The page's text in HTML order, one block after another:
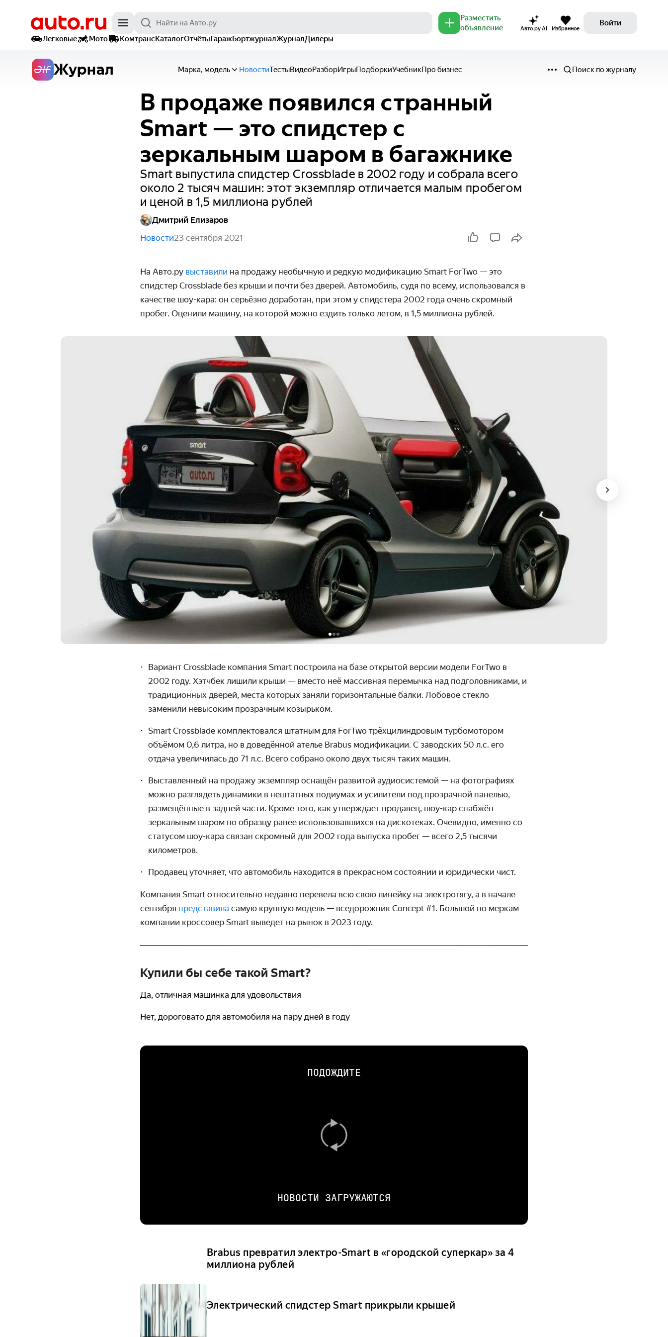
Разместить
объявление
Авто.ру AI Избранное
Войти
Легковые
Мото КомтрансКаталогОтчётыГаражБортжурналЖурналДилеры
Журнал Марка, модель НовостиТестыВидеоРазборИгрыПодборкиУчебникПро бизнес Поиск по журналу
В продаже появился странный
Smart — это спидстер с
зеркальным шаром в багажнике
Smart выпустила спидстер Crossblade в 2002 году и собрала всего
около 2 тысяч машин: этот экземпляр отличается малым пробегом
и ценой в 1,5 миллиона рублей
Дмитрий Елизаров
Новости23 сентября 2021
На Авто.ру выставили на продажу необычную и редкую модификацию Smart ForTwo — это
спидстер Crossblade без крыши и почти без дверей. Автомобиль, судя по всему, использовался в
качестве шоу-кара: он серьёзно доработан, при этом у спидстера 2002 года очень скромный
пробег. Оценили машину, на которой можно ездить только летом, в 1,5 миллиона рублей.
Вариант Crossblade компания Smart построила на базе открытой версии модели ForTwo в
2002 году. Хэтчбек лишили крыши — вместо неё массивная перемычка над подголовниками, и
традиционных дверей, места которых заняли горизонтальные балки. Лобовое стекло
заменили невысоким прозрачным козырьком.
Smart Crossblade комплектовался штатным для ForTwo трёхцилиндровым турбомотором
объёмом 0,6 литра, но в доведённой ателье Brabus модификации. С заводских 50 л.с. его
отдача увеличилась до 71 л.с. Всего собрано около двух тысяч таких машин.
Выставленный на продажу экземпляр оснащён развитой аудиосистемой — на фотографиях
можно разглядеть динамики в нештатных подиумах и усилители под прозрачной панелью,
размещённые в задней части. Кроме того, как утверждает продавец, шоу-кар снабжён
зеркальным шаром по образцу ранее использовавшихся на дискотеках. Очевидно, именно со
статусом шоу-кара связан скромный для 2002 года выпуска пробег — всего 2,5 тысячи
километров.
Продавец уточняет, что автомобиль находится в прекрасном состоянии и юридически чист.
Компания Smart относительно недавно перевела всю свою линейку на электротягу, а в начале
сентября представила самую крупную модель — вседорожник Concept #1. Большой по меркам
компании кроссовер Smart выведет на рынок в 2023 году.
Купили бы себе такой Smart?
Да, отличная машинка для удовольствия
Нет, дороговато для автомобиля на пару дней в году
ПОДОЖДИТЕ
НОВОСТИ ЗАГРУЖАЮТСЯ
Brabus превратил электро-Smart в «городской суперкар» за 4
миллиона рублей
Электрический спидстер Smart прикрыли крышей